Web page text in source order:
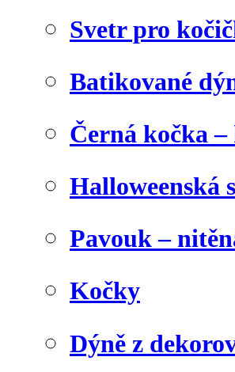
Svetr pro
Batikované
Černá kočka
Halloweenská
Pavouk –
Kočky
Dýně z